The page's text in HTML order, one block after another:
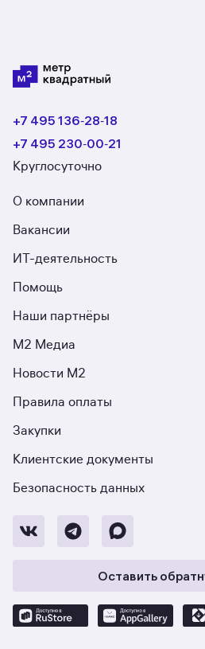
+7 495 136‑28‑18
+7 495 230‑00‑21
Круглосуточно
О компании
Вакансии
ИТ-деятельность
Помощь
Наши партнёры
М2 Медиа
Новости М2
Правила оплаты
Закупки
Клиентские документы
Безопасность данных
Оставить